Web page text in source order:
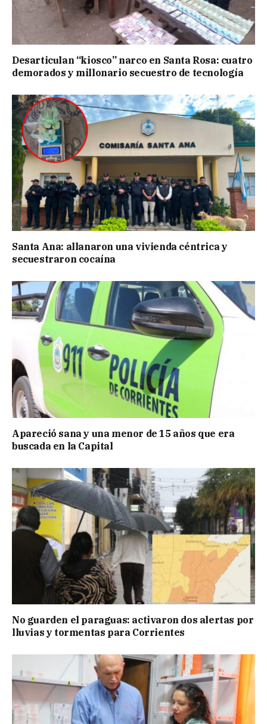
Desarticulan “kiosco” narco en Santa Rosa: cuatro
demorados y millonario secuestro de tecnología
Santa Ana: allanaron una vivienda céntrica y
secuestraron cocaína
Apareció sana y una menor de 15 años que era
buscada en la Capital
No guarden el paraguas: activaron dos alertas por
lluvias y tormentas para Corrientes